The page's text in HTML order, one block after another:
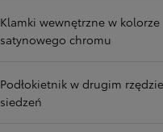
Klamki wewnętrzne w kolorze
satynowego chromu
Podłokietnik w drugim rzędzie
siedzeń